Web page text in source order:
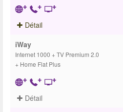
Détail
iWay
Internet 1000 + TV Premium 2.0
+ Home Flat Plus
Détail